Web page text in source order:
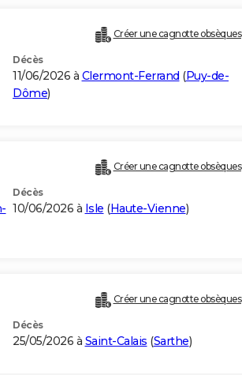
Créer une cagnotte obsèques
Décès
11/06/2026 à Clermont-Ferrand (Puy-de-
Dôme)
Créer une cagnotte obsèques
Décès
10/06/2026 à Isle (Haute-Vienne)
Créer une cagnotte obsèques
Décès
25/05/2026 à Saint-Calais (Sarthe)